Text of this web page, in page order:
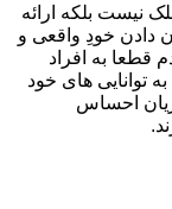
بلکه ارائه
دادن خودِ واقعی و
قطعا به افراد
توانایی های خود
احساس